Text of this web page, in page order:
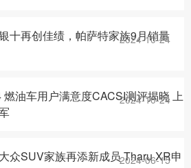
十再创佳绩，帕萨特家族9月销量
2024-10-24
燃油车用户满意度CACSI测评揭晓 上
2024-10-24
众SUV家族再添新成员 Tharu XR申
2024-06-15